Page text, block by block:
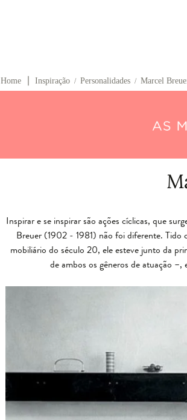
Home Inspiração / Personalidades / Marcel
Inspirar e se inspirar são ações cíclicas, que
Breuer (1902 - 1981) não foi diferente. Tido
mobiliário do século 20, ele esteve junto da
de ambos os gêneros de atuação